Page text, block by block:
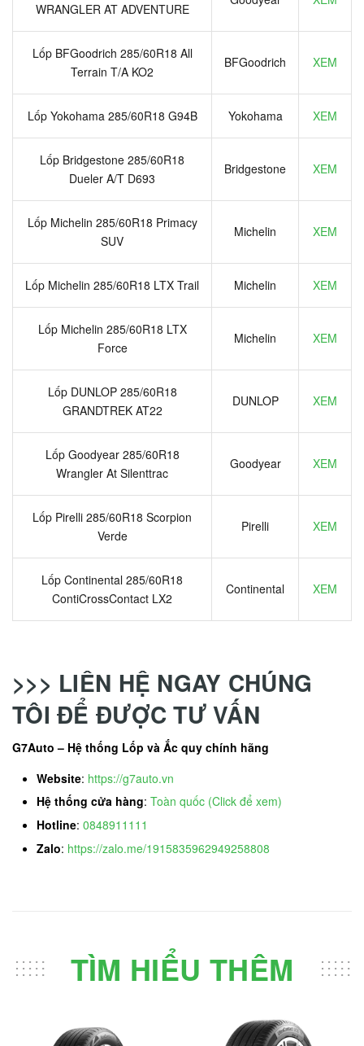
WRANGLER AT ADVENTURE
Lốp BFGoodrich 285/60R18 All
Terrain T/A KO2
BFGoodrich XEM
Lốp Yokohama 285/60R18 G94B Yokohama XEM
Lốp Bridgestone 285/60R18
Dueler A/T D693
Bridgestone XEM
Lốp Michelin 285/60R18 Primacy
SUV
Michelin XEM
Lốp Michelin 285/60R18 LTX Trail Michelin XEM
Lốp Michelin 285/60R18 LTX
Force
Michelin XEM
Lốp DUNLOP 285/60R18
GRANDTREK AT22
DUNLOP XEM
Lốp Goodyear 285/60R18
Wrangler At Silenttrac
Goodyear XEM
Lốp Pirelli 285/60R18 Scorpion
Verde
Pirelli XEM
Lốp Continental 285/60R18
ContiCrossContact LX2
Continental XEM
>>> LIÊN HỆ NGAY CHÚNG
TÔI ĐỂ ĐƯỢC TƯ VẤN
G7Auto – Hệ thống Lốp và Ắc quy chính hãng
Website: https://g7auto.vn
Hệ thống cửa hàng: Toàn quốc (Click để xem)
Hotline: 0848911111
Zalo: https://zalo.me/1915835962949258808
TÌM HIỂU THÊM